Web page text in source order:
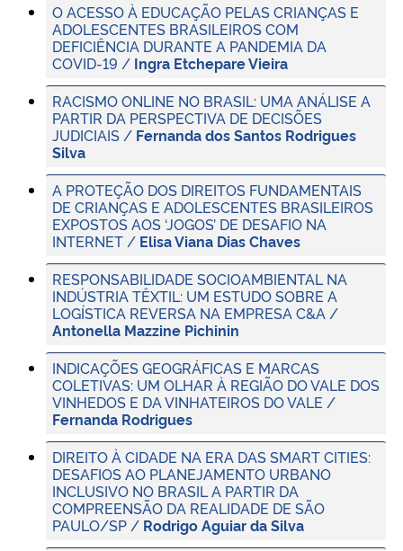
O ACESSO À EDUCAÇÃO PELAS CRIANÇAS E
ADOLESCENTES BRASILEIROS COM
DEFICIÊNCIA DURANTE A PANDEMIA DA
COVID-19 / Ingra Etchepare Vieira
RACISMO ONLINE NO BRASIL: UMA ANÁLISE A
PARTIR DA PERSPECTIVA DE DECISÕES
JUDICIAIS / Fernanda dos Santos Rodrigues
Silva
A PROTEÇÃO DOS DIREITOS FUNDAMENTAIS
DE CRIANÇAS E ADOLESCENTES BRASILEIROS
EXPOSTOS AOS ‘JOGOS’ DE DESAFIO NA
INTERNET / Elisa Viana Dias Chaves
RESPONSABILIDADE SOCIOAMBIENTAL NA
INDÚSTRIA TÊXTIL: UM ESTUDO SOBRE A
LOGÍSTICA REVERSA NA EMPRESA C&A /
Antonella Mazzine Pichinin
INDICAÇÕES GEOGRÁFICAS E MARCAS
COLETIVAS: UM OLHAR À REGIÃO DO VALE DOS
VINHEDOS E DA VINHATEIROS DO VALE /
Fernanda Rodrigues
DIREITO À CIDADE NA ERA DAS SMART CITIES:
DESAFIOS AO PLANEJAMENTO URBANO
INCLUSIVO NO BRASIL A PARTIR DA
COMPREENSÃO DA REALIDADE DE SÃO
PAULO/SP / Rodrigo Aguiar da Silva